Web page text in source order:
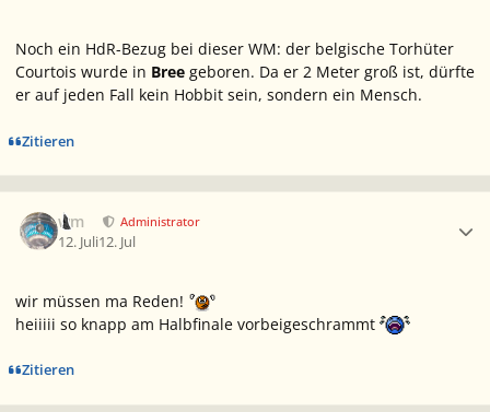
Noch ein HdR-Bezug bei dieser WM: der belgische Torhüter
Courtois wurde in Bree geboren. Da er 2 Meter groß ist, dürfte
er auf jeden Fall kein Hobbit sein, sondern ein Mensch.
Zitieren
wm Administrator
12. Juli12. Jul
wir müssen ma Reden!
heiiiii so knapp am Halbfinale vorbeigeschrammt
Zitieren